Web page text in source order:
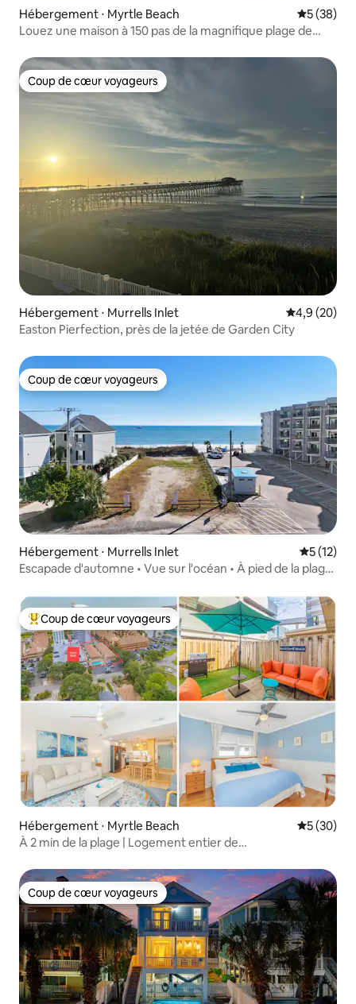
Hébergement ⋅ Myrtle Beach
5 (38)
Louez une maison à 150 pas de la magnifique plage de
Coup de cœur voyageurs
Coup de cœur voyageurs
Hébergement ⋅ Murrells Inlet Évaluation
4,9 (20)
Easton Pierfection, près de la jetée de Garden City
Coup de cœur voyageurs
Coup de cœur voyageurs
Hébergement ⋅ Murrells Inlet
5 (12)
Escapade d'automne • Vue sur l'océan • À pied de la plage
Coups de cœur voyageurs les plus appréciés
Coup de cœur voyageurs
Hébergement ⋅ Myrtle Beach
5 (30)
À 2 min de la plage | Logement entier de
Coup de cœur voyageurs
Coup de cœur voyageurs